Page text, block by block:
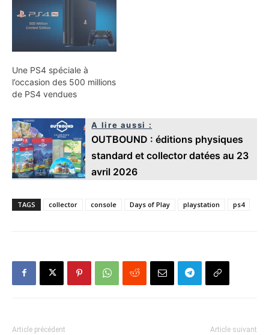
Une PS4 spéciale à
l’occasion des 500 millions
de PS4 vendues
A lire aussi :
OUTBOUND : éditions physiques
standard et collector datées au 23
avril 2026
TAGS collector console Days of Play playstation ps4
Article précédent Article suivant